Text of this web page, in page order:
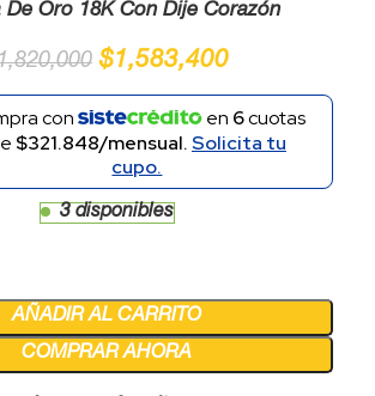
De Oro 18K Con Dije Corazón
$1,583,400
con en 6cuotas
$321.848/mensual.Solicita tu
cupo.
3 disponibles
AÑADIR AL CARRITO
COMPRAR AHORA